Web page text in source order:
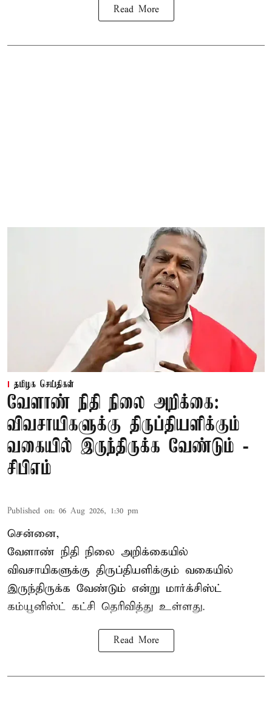
Read More
தமிழக செய்திகள்
வேளாண் நிதி நிலை அறிக்கை:
விவசாயிகளுக்கு திருப்தியளிக்கும்
வகையில் இருந்திருக்க வேண்டும் -
சிபிஎம்
Published on: 06 Aug 2026, 1:30 pm
சென்னை,
வேளாண் நிதி நிலை அறிக்கையில்
விவசாயிகளுக்கு திருப்தியளிக்கும் வகையில்
இருந்திருக்க வேண்டும் என்று மார்க்சிஸ்ட்
கம்யூனிஸ்ட் கட்சி தெரிவித்து உள்ளது.
Read More